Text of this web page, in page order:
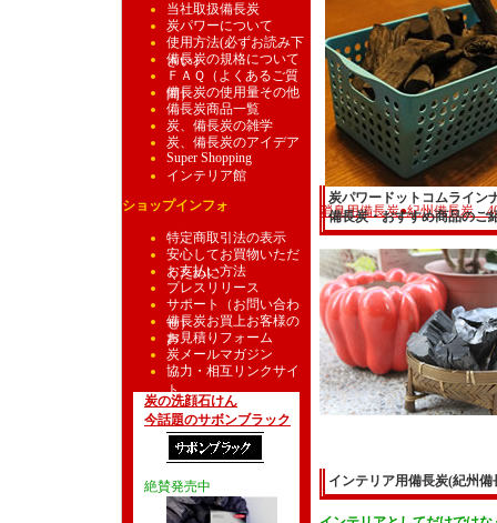
当社取扱備長炭
炭パワーについて
使用方法(必ずお読み下
さい）
備長炭の規格について
ＦＡＱ（よくあるご質
問）
備長炭の使用量その他
備長炭商品一覧
炭、備長炭の雑学
炭、備長炭のアイデア
Super Shopping
インテリア館
ショップインフォ
特定商取引法の表示
安心してお買物いただ
くために
お支払い方法
プレスリリース
サポート（お問い合わ
せ）
備長炭お買上お客様の
声
お見積りフォーム
炭メールマガジン
協力・相互リンクサイ
ト
炭の洗顔石けん
今話題のサボンブラック
絶賛発売中
消臭用備長炭●紀州備長炭
炭パワードットコムライン
備長炭・おすすめ商品のご
インテリア用備長炭(紀州